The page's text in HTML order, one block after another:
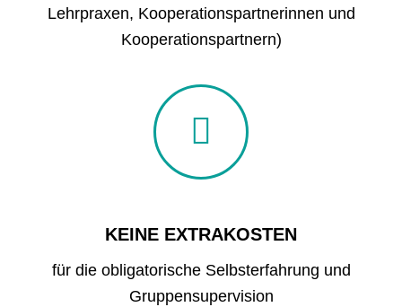
Lehrpraxen, Kooperationspartnerinnen und
Kooperationspartnern)
KEINE EXTRAKOSTEN
für die obligatorische Selbsterfahrung und
Gruppensupervision